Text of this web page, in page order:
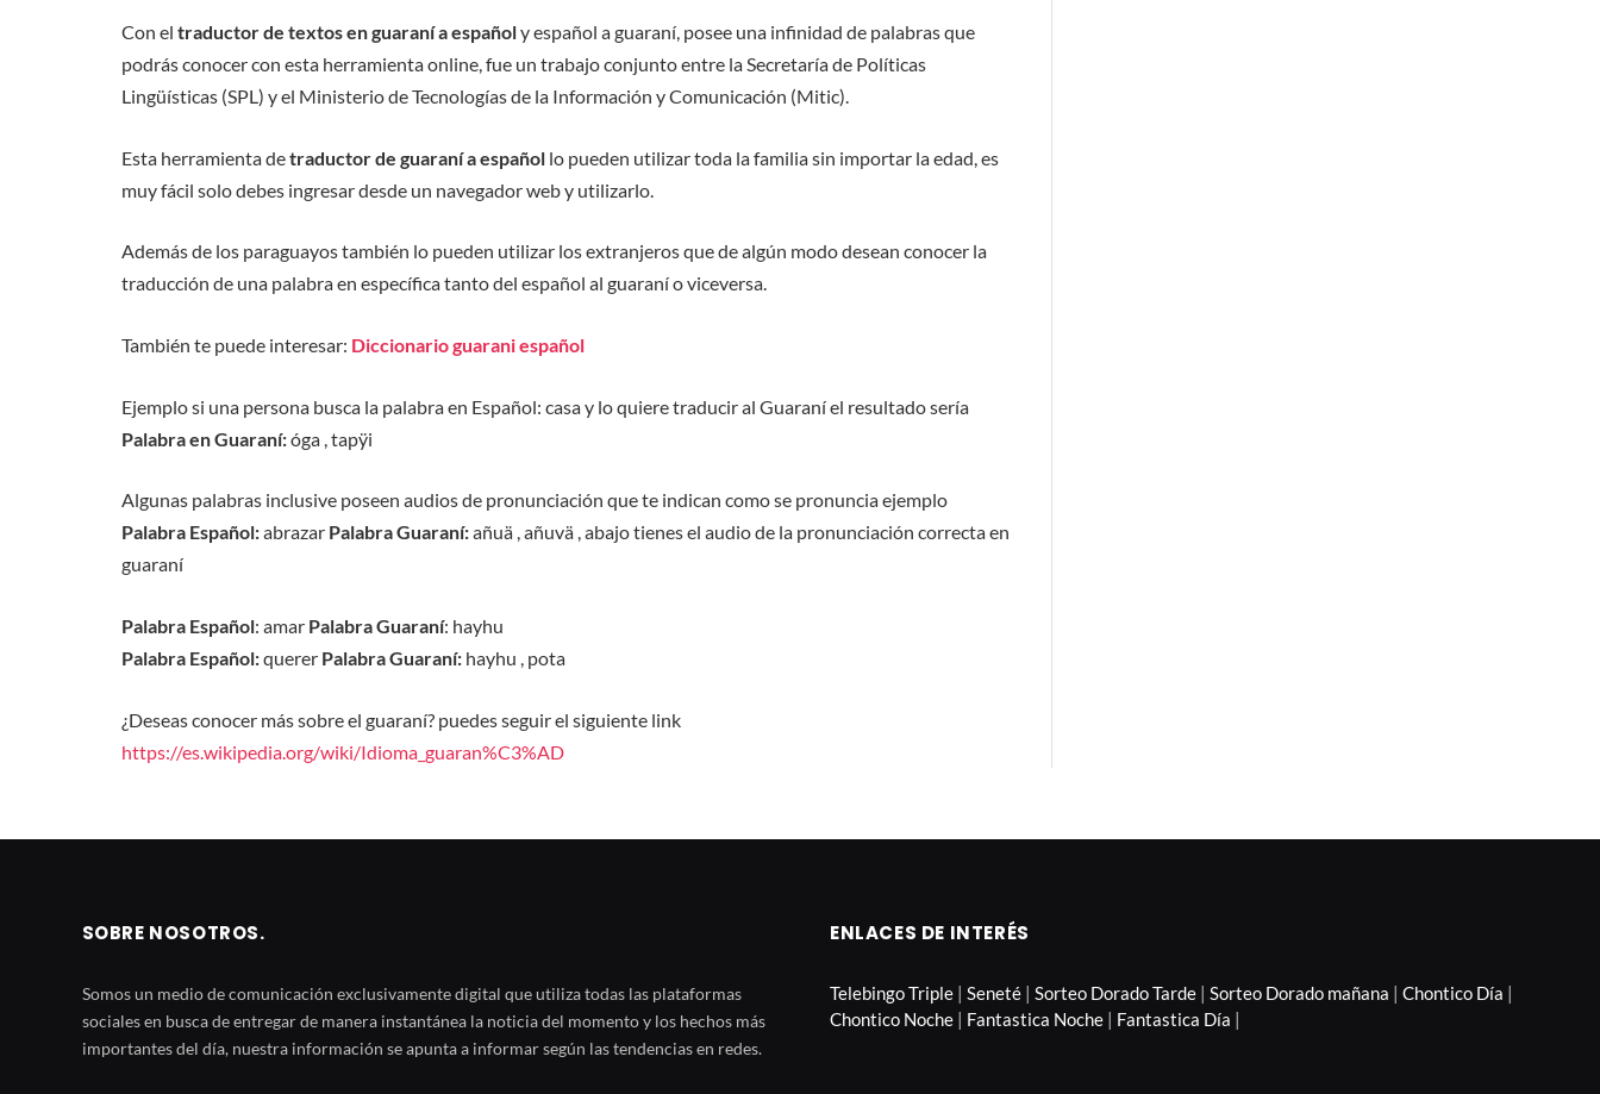
Con el traductor de textos en guaraní a españoly español a guaraní, posee una infinidad de palabras que
podrás conocer con esta herramienta online, fue un trabajo conjunto entre la Secretaría de Políticas
Lingüísticas (SPL) y el Ministerio de Tecnologías de la Información y Comunicación (Mitic).
Esta herramienta detraductor de guaraní a español lo pueden utilizar toda la familia sin importar la edad, es
muy fácil solo debes ingresar desde un navegador web y utilizarlo.
Además de los paraguayos también lo pueden utilizar los extranjeros que de algún modo desean conocer la
traducción de una palabra en específica tanto del español al guaraní o viceversa.
También te puede interesar: Diccionario guarani español
Ejemplo si una persona busca la palabra en Español: casa y lo quiere traducir al Guaraní el resultado sería
Palabra en Guaraní:óga , tapÿi
Algunas palabras inclusive poseen audios de pronunciación que te indican como se pronuncia ejemplo
Palabra Español:abrazar Palabra Guaraní:añuä , añuvä , abajo tienes el audio de la pronunciación correcta en
guaraní
Palabra Español: amar Palabra Guaraní: hayhu
Palabra Español:querer Palabra Guaraní: hayhu , pota
¿Deseas conocer más sobre el guaraní? puedes seguir el siguiente link
https://es.wikipedia.org/wiki/Idioma_guaran%C3%AD
SOBRE NOSOTROS.
Somos un medio de comunicación exclusivamente digital que utiliza todas las plataformas
sociales en busca de entregar de manera instantánea la noticia del momento y los hechos más
importantes del día, nuestra información se apunta a informar según las tendencias en redes.
ENLACES DE INTERÉS
Telebingo Triple| Seneté| Sorteo Dorado Tarde| Sorteo Dorado mañana | Chontico Día |
Chontico Noche| Fantastica Noche| Fantastica Día |